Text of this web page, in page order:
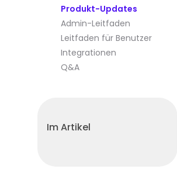
Produkt-Updates
Admin-Leitfaden
Leitfaden für Benutzer
Integrationen
Q&A
Im Artikel